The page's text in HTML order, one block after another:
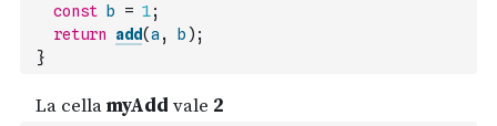
const
b = 1;
return
add(a , b ) ;
}